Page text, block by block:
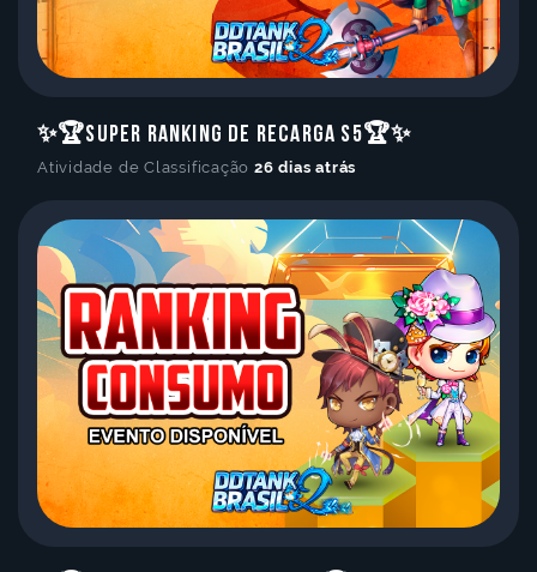
✨🏆Super Ranking de Recarga S5🏆✨
Atividade de Classificação 26 dias atrás